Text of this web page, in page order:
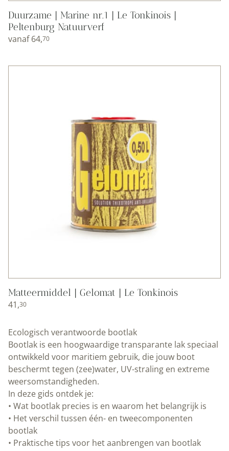
Duurzame | Marine nr.1 | Le Tonkinois |
Peltenburg Natuurverf
vanaf64,70
Matteermiddel | Gelomat | Le Tonkinois
41,30
Ecologisch verantwoorde bootlak
Bootlak is een hoogwaardige transparante lak speciaal ontwikkeld
voor maritiem gebruik, die jouw boot beschermt tegen (zee)water,
UV-straling en extreme weersomstandigheden.
In deze gids ontdek je:
• Wat bootlak precies is en waarom het belangrijk is
• Het verschil tussen één- en tweecomponenten bootlak
• Praktische tips voor het aanbrengen van bootlak
• Wanneer je bootlak gebruikt boven andere
beschermingsmethoden